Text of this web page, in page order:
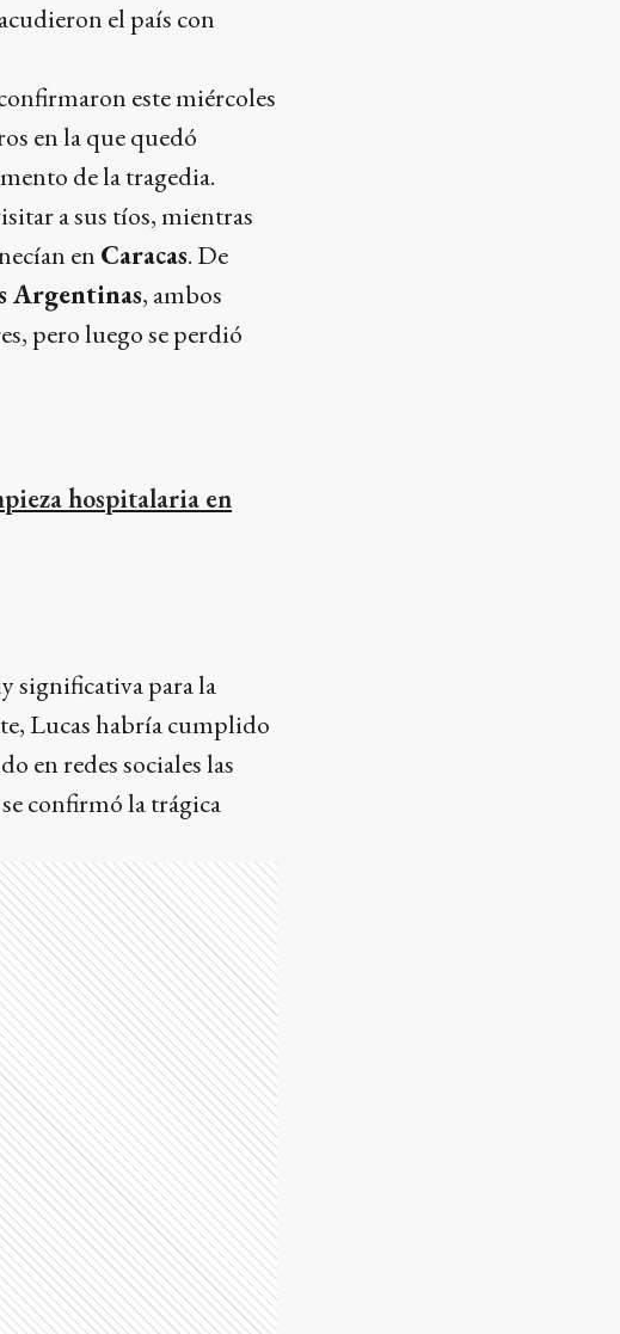
el país con
este miércoles
en la que quedó
de la tragedia.
a sus tíos, mientras
en Caracas. De
Argentinas, ambos
pero luego se perdió
hospitalaria en
significativa para la
Lucas habría cumplido
en redes sociales las
confirmó la trágica